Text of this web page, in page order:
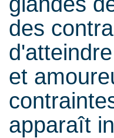
des
et
apparaît